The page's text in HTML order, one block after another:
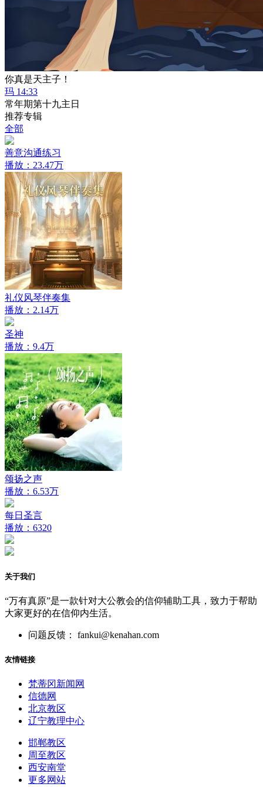
你真是天主子！
玛 14:33
常年期第十九主日
推荐专辑
全部
善意沟通练习
播放：23.47万
礼仪风琴伴奏集
播放：2.14万
圣神
播放：9.4万
颂扬之声
播放：6.53万
每日圣言
播放：6320
关于我们
“万有真原”是一款针对大公教会的信仰辅助工具，致力于帮助
大家更好的在信仰内生活。
问题反馈： fankui@kenahan.com
友情链接
梵蒂冈新闻网
信德网
北京教区
辽宁教理中心
邯郸教区
周至教区
西安南堂
更多网站